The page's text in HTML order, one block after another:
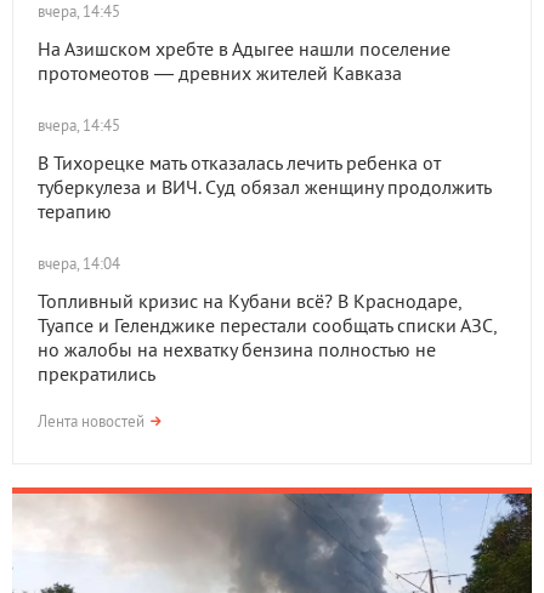
вчера, 14:45
На Азишском хребте в Адыгее нашли поселение
протомеотов — древних жителей Кавказа
вчера, 14:45
В Тихорецке мать отказалась лечить ребенка от
туберкулеза и ВИЧ. Суд обязал женщину продолжить
терапию
вчера, 14:04
Топливный кризис на Кубани всё? В Краснодаре,
Туапсе и Геленджике перестали сообщать списки АЗС,
но жалобы на нехватку бензина полностью не
прекратились
Лента новостей